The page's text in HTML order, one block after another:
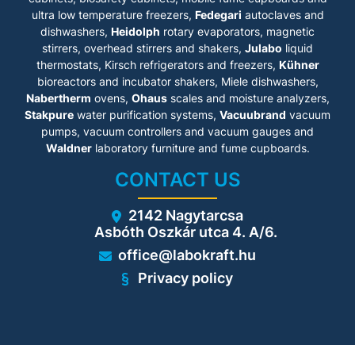
ultra low temperature freezers, Fedegari autoclaves and
dishwashers, Heidolph rotary evaporators, magnetic
stirrers, overhead stirrers and shakers, Julabo liquid
thermostats, Kirsch refrigerators and freezers, Kühner
bioreactors and incubator shakers, Miele dishwashers,
Nabertherm ovens, Ohausscales and moisture analyzers,
Stakpure water purification systems, Vacuubrand vacuum
pumps, vacuum controllers and vacuum gauges and
Waldnerlaboratory furniture and fume cupboards.
CONTACT US
2142 Nagytarcsa
Asbóth Oszkár utca 4. A/6.
office@labokraft.hu
Privacy policy